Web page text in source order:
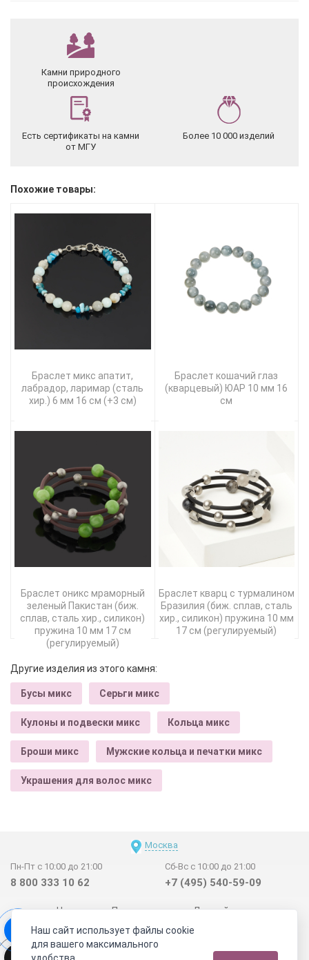
Камни природного
происхождения
Есть сертификаты на камни
от МГУ
Более 10 000 изделий
Похожие товары:
Браслет микс апатит,
лабрадор, ларимар (сталь
хир.) 6 мм 16 см (+3 см)
Браслет кошачий глаз
(кварцевый) ЮАР 10 мм 16
см
Браслет оникс мраморный
зеленый Пакистан (биж.
сплав, сталь хир., силикон)
пружина 10 мм 17 см
(регулируемый)
Браслет кварц с турмалином
Бразилия (биж. сплав, сталь
хир., силикон) пружина 10 мм
17 см (регулируемый)
Другие изделия из этого камня:
Бусы микс Серьги микс
Кулоны и подвески микс Кольца микс
Броши микс Мужские кольца и печатки микс
Украшения для волос микс
Москва
Пн-Пт с 10:00 до 21:00
8 800 333 10 62
Сб-Вс с 10:00 до 21:00
+7 (495) 540-59-09
Новинки Поставщикам
Личный счет
Договор-оферта
О нас
Наши магазины
Отзывы покупателей
Сертификаты Статьи
Наш сайт использует файлы cookie
для вашего максимального